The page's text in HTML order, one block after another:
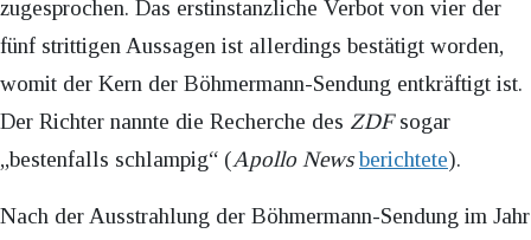
zugesprochen. Das erstinstanzliche Verbot von vier der
fünf strittigen Aussagen ist allerdings bestätigt worden,
womit der Kern der Böhmermann-Sendung entkräftigt ist.
Der Richter nannte die Recherche des ZDFsogar
„bestenfalls schlampig“ (Apollo News berichtete).
Nach der Ausstrahlung der Böhmermann-Sendung im Jahr